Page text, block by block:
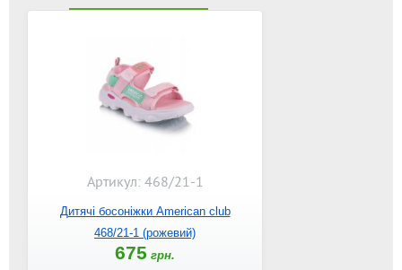
Артикул: 468/21-1
Дитячі босоніжки American club
468/21-1 (рожевий)
675 грн.